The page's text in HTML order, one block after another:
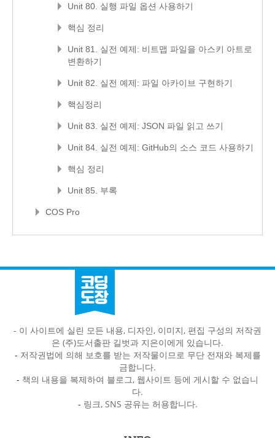
Unit 80. 실행 파일 옵션 사용하기
핵심 정리
Unit 81. 실전 예제: 비트맵 파일을 아스키 아트로
변환하기
Unit 82. 실전 예제: 파일 아카이브 구현하기
핵심정리
Unit 83. 실전 예제: JSON 파일 읽고 쓰기
Unit 84. 실전 예제: GitHub의 소스 코드 사용하기
핵심 정리
Unit 85. 부록
COS Pro
- 이 사이트에 실린 모든 내용, 디자인, 이미지, 편집 구성의 저작권
은 (주)도서출판 길벗과 지은이에게 있습니다.
- 저작권법에 의해 보호를 받는 저작물이므로 무단 전재와 복제를
금합니다.
- 책의 내용을 복제하여 블로그, 웹사이트 등에 게시할 수 없습니
다.
- 링크, SNS 공유는 허용합니다.